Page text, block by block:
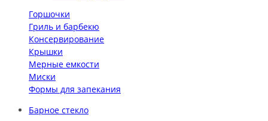
Горшочки
Гриль и барбекю
Консервирование
Крышки
Мерные емкости
Миски
Формы для запекания
Барное стекло